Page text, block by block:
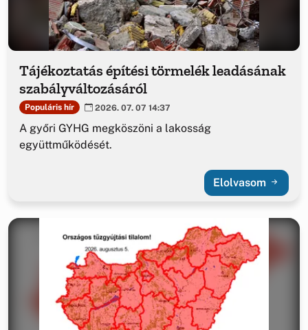
Tájékoztatás építési törmelék leadásának
szabályváltozásáról
Populáris hír 2026. 07. 07 14:37
A győri GYHG megköszöni a lakosság
együttműködését.
Elolvasom